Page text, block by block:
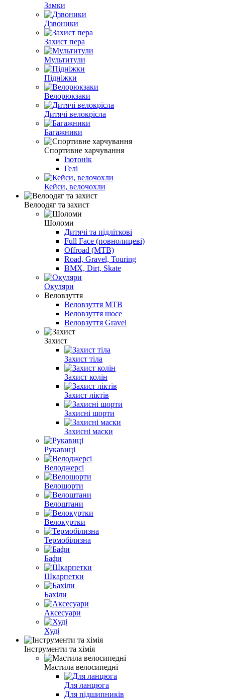
Замки
Дзвоники
Захист пера
Мультитули
Підніжки
Велорюкзаки
Дитячі велокрісла
Багажники
Спортивне харчування
Ізотонік
Гелі
Кейси, велочохли
Велоодяг та захист
Шоломи
Дитячі та підліткові
Full Face (повнолицеві)
Offroad (MTB)
Road, Gravel, Touring
BMX, Dirt, Skate
Окуляри
Веловзуття
Веловзуття MTB
Веловзуття шосе
Веловзуття Gravel
Захист
Захист тіла
Захист колін
Захист ліктів
Захисні шорти
Захисні маски
Рукавиці
Велоджерсі
Велошорти
Велоштани
Велокуртки
Термобілизна
Бафи
Шкарпетки
Бахіли
Аксесуари
Худі
Інструменти та хімія
Мастила велосипедні
Для ланцюга
Для підшипників